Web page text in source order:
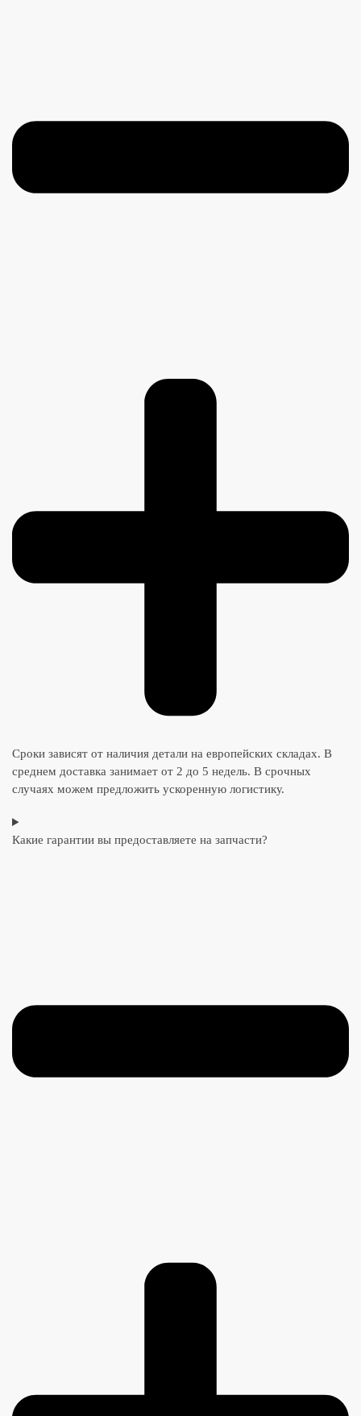
Сроки зависят от наличия детали на европейских складах. В
среднем доставка занимает от 2 до 5 недель. В срочных
случаях можем предложить ускоренную логистику.
Какие гарантии вы предоставляете на запчасти?